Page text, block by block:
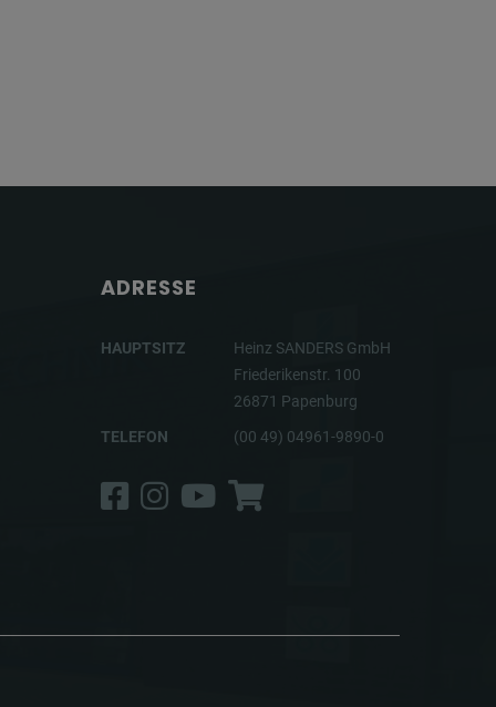
ADRESSE
HAUPTSITZ
Heinz SANDERS GmbH
Friederikenstr. 100
26871 Papenburg
TELEFON
(00 49) 04961-9890-0
Facebook
Instagram
YouTube
Shop